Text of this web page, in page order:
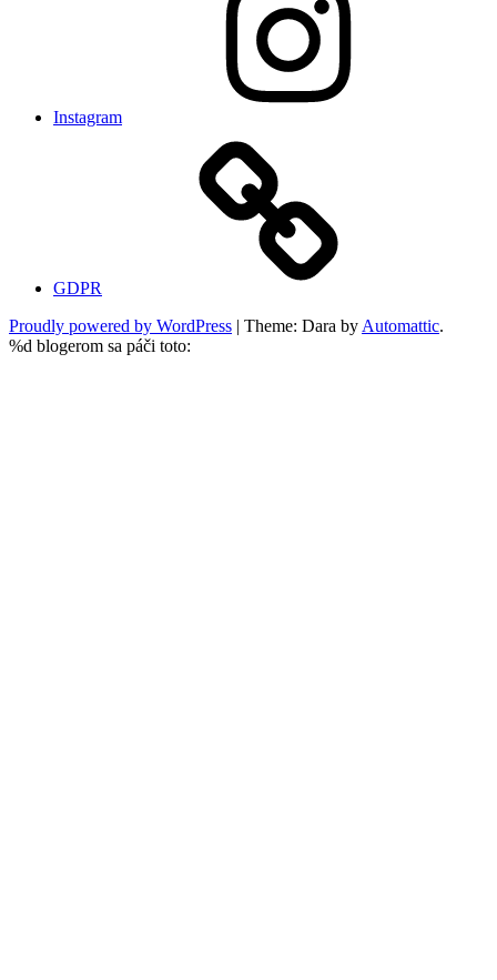
Instagram
GDPR
Proudly powered by WordPress | Theme: Dara by Automattic.
%d blogerom sa páči toto: